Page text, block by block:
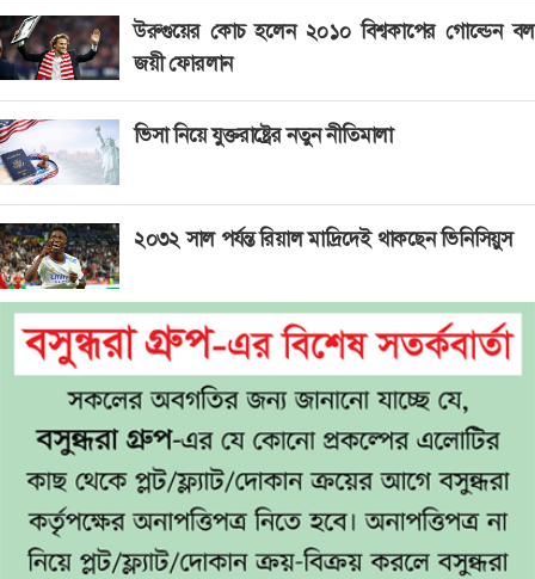
উরুগুয়ের কোচ হলেন ২০১০ বিশ্বকাপের গোল্ডেন বল
জয়ী ফোরলান
ভিসা নিয়ে যুক্তরাষ্ট্রের নতুন নীতিমালা
২০৩২ সাল পর্যন্ত রিয়াল মাদ্রিদেই থাকছেন ভিনিসিয়ুস